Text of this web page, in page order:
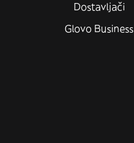
Dostavljači
Glovo Business